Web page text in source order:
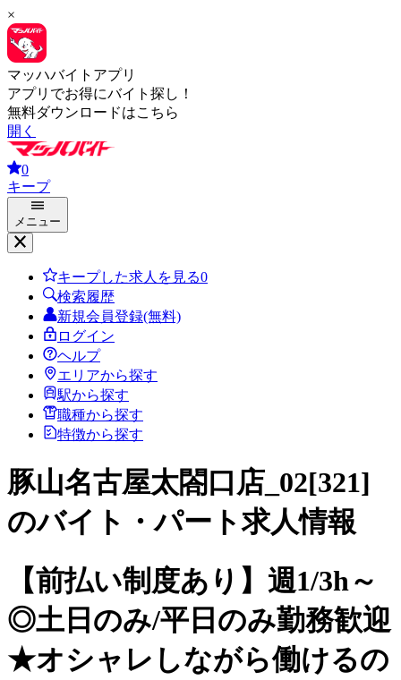
×
マッハバイトアプリ
アプリでお得にバイト探し！
無料ダウンロードはこちら
開く
0
キープ
メニュー
キープした求人を見る0
検索履歴
新規会員登録(無料)
ログイン
ヘルプ
エリアから探す
駅から探す
職種から探す
特徴から探す
豚山名古屋太閤口店_02[321]
のバイト・パート求人情報
【前払い制度あり】週1/3h～
◎土日のみ/平日のみ勤務歓迎
★オシャレしながら働けるの